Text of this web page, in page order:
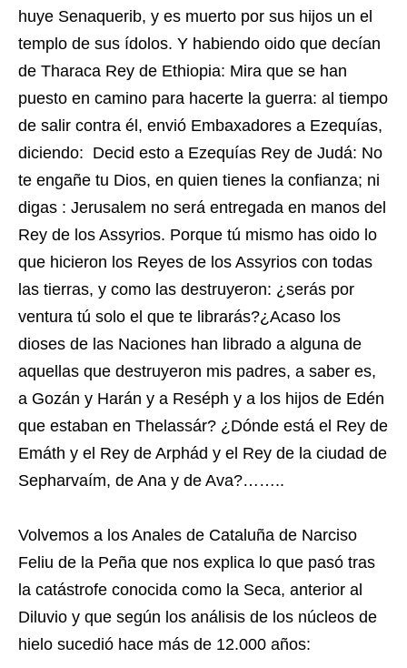
huye Senaquerib, y es muerto por sus hijos un el
templo de sus ídolos. Y habiendo oido que decían
de Tharaca Rey de Ethiopia: Mira que se han
puesto en camino para hacerte la guerra: al tiempo
de salir contra él, envió Embaxadores a Ezequías,
diciendo: Decid esto a Ezequías Rey de Judá: No
te engañe tu Dios, en quien tienes la confianza; ni
digas : Jerusalem no será entregada en manos del
Rey de los Assyrios. Porque tú mismo has oido lo
que hicieron los Reyes de los Assyrios con todas
las tierras, y como las destruyeron: ¿serás por
ventura tú solo el que te librarás?¿Acaso los
dioses de las Naciones han librado a alguna de
aquellas que destruyeron mis padres, a saber es,
a Gozán y Harán y a Reséph y a los hijos de Edén
que estaban en Thelassár? ¿Dónde está el Rey de
Emáth y el Rey de Arphád y el Rey de la ciudad de
Sepharvaím, de Ana y de Ava?……..
Volvemos a los Anales de Cataluña de Narciso
Feliu de la Peña que nos explica lo que pasó tras
la catástrofe conocida como la Seca, anterior al
Diluvio y que según los análisis de los núcleos de
hielo sucedió hace más de 12.000 años: